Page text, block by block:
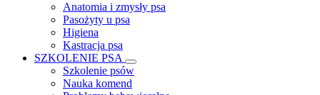
Anatomia i zmysły psa
Pasożyty u psa
Higiena
Kastracja psa
SZKOLENIE PSA
Szkolenie psów
Nauka komend